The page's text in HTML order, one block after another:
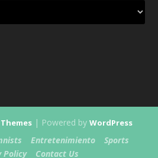
| Powered by WordPress
Entretenimiento
Sports
Policy
Contact Us